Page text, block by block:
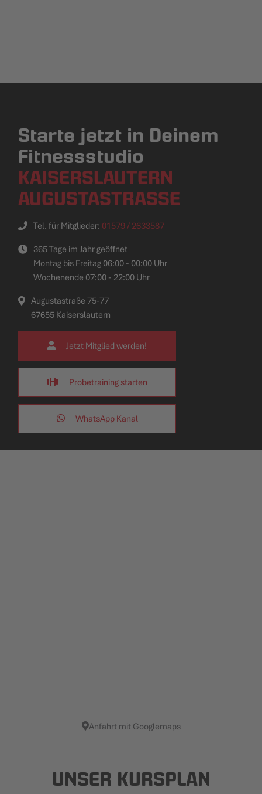
Starte jetzt in Deinem
Fitnessstudio
KAISERSLAUTERN
AUGUSTASTRASSE
Tel. für Mitglieder: 01579 / 2633587
365 Tage im Jahr geöffnet
Montag bis Freitag 06:00 - 00:00 Uhr
Wochenende 07:00 - 22:00 Uhr
Augustastraße 75-77
67655 Kaiserslautern
Jetzt Mitglied werden!
Probetraining starten
WhatsApp Kanal
Anfahrt mit Googlemaps
UNSER KURSPLAN